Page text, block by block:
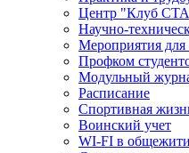
Центр "Клуб
Научно-
Мероприятия для
Профком
Модульный
Расписание
Спортивная
Воинский учет
WI-FI в